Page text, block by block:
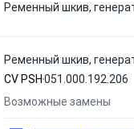
Ременный шкив,
Ременный шкив,
CV PSH 051.000.192.206
Возможные замены